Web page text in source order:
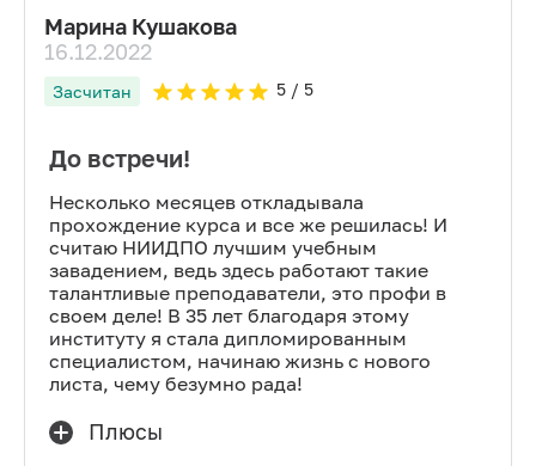
Марина Кушакова
16.12.2022
Засчитан 5/ 5
До встречи!
Несколько месяцев откладывала
прохождение курса и все же решилась! И
считаю НИИДПО лучшим учебным
завадением, ведь здесь работают такие
талантливые преподаватели, это профи в
своем деле! В 35 лет благодаря этому
институту я стала дипломированным
специалистом, начинаю жизнь с нового
листа, чему безумно рада!
Плюсы